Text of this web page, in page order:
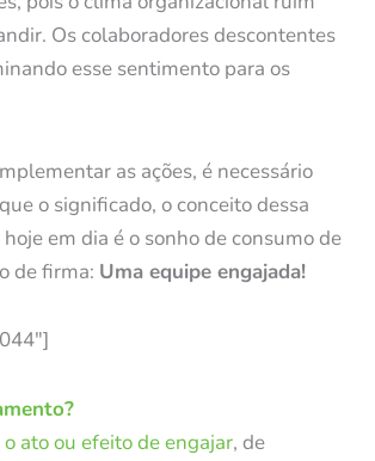
Os colaboradores descontentes
esse sentimento para os
as ações, é necessário
o significado, o conceito dessa
em dia é o sonho de consumo de
de firma: Uma equipe engajada!
ato ou efeito de engajar, de